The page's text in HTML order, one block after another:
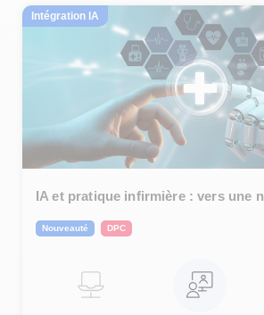
Intégration IA
IA et pratique infirmière : vers une
Nouveauté DPC